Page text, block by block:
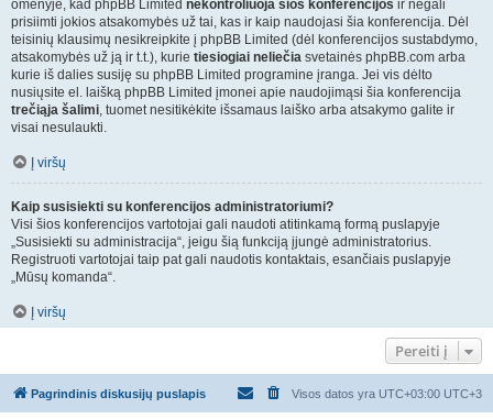
omenyje, kad phpBB Limited nekontroliuoja šios konferencijos ir negali
prisiimti jokios atsakomybės už tai, kas ir kaip naudojasi šia konferencija. Dėl
teisinių klausimų nesikreipkite į phpBB Limited (dėl konferencijos sustabdymo,
atsakomybės už ją ir t.t.), kurie tiesiogiai neliečia svetainės phpBB.com arba
kurie iš dalies susiję su phpBB Limited programine įranga. Jei vis dėlto
nusiųsite el. laišką phpBB Limited įmonei apie naudojimąsi šia konferencija
trečiąja šalimi, tuomet nesitikėkite išsamaus laiško arba atsakymo galite ir
visai nesulaukti.
Į viršų
Kaip susisiekti su konferencijos administratoriumi?
Visi šios konferencijos vartotojai gali naudoti atitinkamą formą puslapyje
„Susisiekti su administracija“, jeigu šią funkciją įjungė administratorius.
Registruoti vartotojai taip pat gali naudotis kontaktais, esančiais puslapyje
„Mūsų komanda“.
Į viršų
Pereiti į
Pagrindinis diskusijų puslapis Visos datos yra UTC+03:00 UTC+3